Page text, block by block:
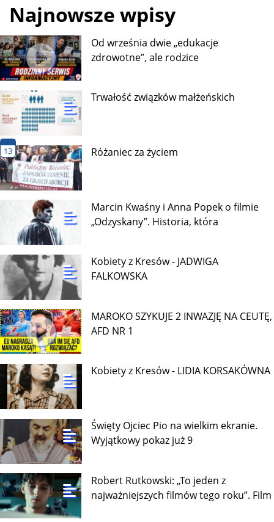
Najnowsze wpisy
Od września dwie „edukacje
zdrowotne”, ale rodzice
Trwałość związków małżeńskich
13 Różaniec za życiem
Marcin Kwaśny i Anna Popek o filmie
„Odzyskany”. Historia, która
Kobiety z Kresów - JADWIGA
FALKOWSKA
MAROKO SZYKUJE 2 INWAZJĘ NA CEUTĘ,
AFD NR 1
Kobiety z Kresów - LIDIA KORSAKÓWNA
Święty Ojciec Pio na wielkim ekranie.
Wyjątkowy pokaz już 9
Robert Rutkowski: „To jeden z
najważniejszych filmów tego roku”. Film